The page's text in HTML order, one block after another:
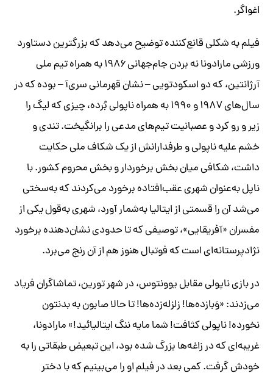
اغواگر.
فیلم به شکلی قانع‌کننده توضیح می‌دهد که بزرگترین دستاورد
ورزشی مارادونا نه بردن جام‌جهانی ۱۹۸۶ به همراه تیم ملی
آرژانتین، که دو اسکودتویی – نشان قهرمانی سری‌آ – بوده که در
سال‌های ۱۹۸۷ و ۱۹۹۰ به همراه ناپولی بُرده، چیزی که لیگ را
زیر و رو کرد و عصبانیت تیم‌های مدعی را برانگیخت. تندی و
خشم علیه ناپولی و طرفدارانش از یک شکاف ملی حکایت
داشت، شکافی میان بخش برخوردار و بخش محروم کشور. با
ناپل به‌عنوان شهری عقب‌افتاده برخورد می‌کردند که به‌سختی
می‌شد آن را قسمتی از ایتالیا به‌شمار آورد، شهری به‌قول یکی از
مفسران «آفریقایی»، توصیفی که تا حدودی نشان‌دهنده برخورد
نژادپرستانه‌ای است که فوتبال هنوز هم از آن رنج می‌برد.
در بازی ناپولی مقابل یوونتوس، در شهر تورین، تماشاگران فریاد
می‌زدند: «وَبازده‌ها! زلزله‌زده‌ها! تا حالا صابون به بدنتون
نخورده! ناپولی کثافت! شما مایه ننگ ایتالیائید!» مارادونا،
غریبه‌ای که در زاغه‌ها بزرگ شده بود، این تبعیض طبقاتی را به
خودش گرفت. کمی بعد در فیلم او را می‌بینیم که با دختر